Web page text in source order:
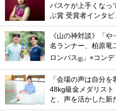
バスケが上手くなっ
ぶ賞 受賞者インタビ
《山の神対談》「
名ランナー、柏原竜
ロンパス® 」×コン
「会場の声は自分
48kg級金メダリス
と、声を活かした新